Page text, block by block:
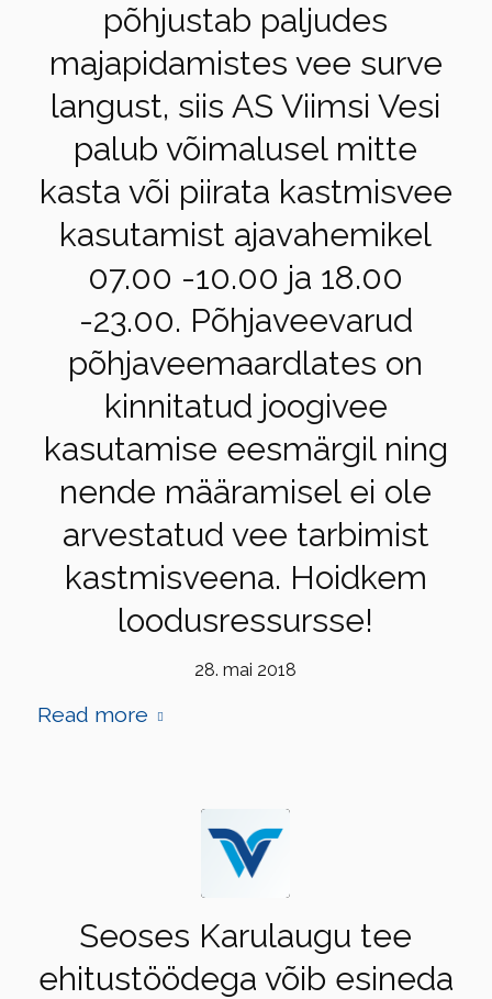
põhjustab paljudes
majapidamistes vee surve
langust, siis AS Viimsi Vesi
palub võimalusel mitte
kasta või piirata kastmisvee
kasutamist ajavahemikel
07.00 -10.00 ja 18.00
-23.00. Põhjaveevarud
põhjaveemaardlates on
kinnitatud joogivee
kasutamise eesmärgil ning
nende määramisel ei ole
arvestatud vee tarbimist
kastmisveena. Hoidkem
loodusressursse!
28. mai 2018
Read more
Seoses Karulaugu tee
ehitustöödega võib esineda